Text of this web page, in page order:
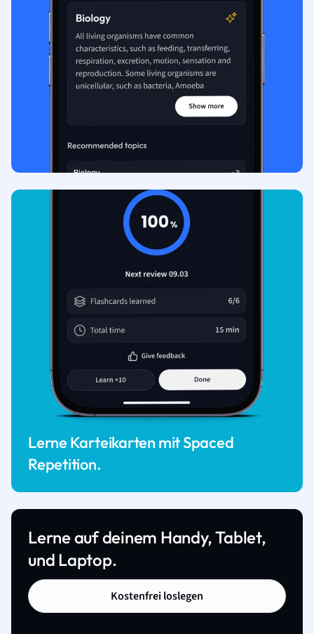
Lerne Karteikarten mit Spaced
Repetition.
Lerne auf deinem Handy, Tablet,
und Laptop.
Kostenfrei loslegen